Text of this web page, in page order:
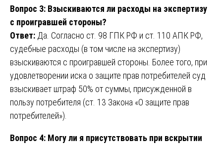
Вопрос 3: Взыскиваются ли расходы на экспертизу
с проигравшей стороны?
Ответ: Да. Согласно ст. 98 ГПК РФ и ст. 110 АПК РФ,
судебные расходы (в том числе на экспертизу)
взыскиваются с проигравшей стороны. Более того, при
удовлетворении иска о защите прав потребителей суд
взыскивает штраф 50% от суммы, присужденной в
пользу потребителя (ст. 13 Закона «О защите прав
потребителей»).
Вопрос 4: Могу ли я присутствовать при вскрытии